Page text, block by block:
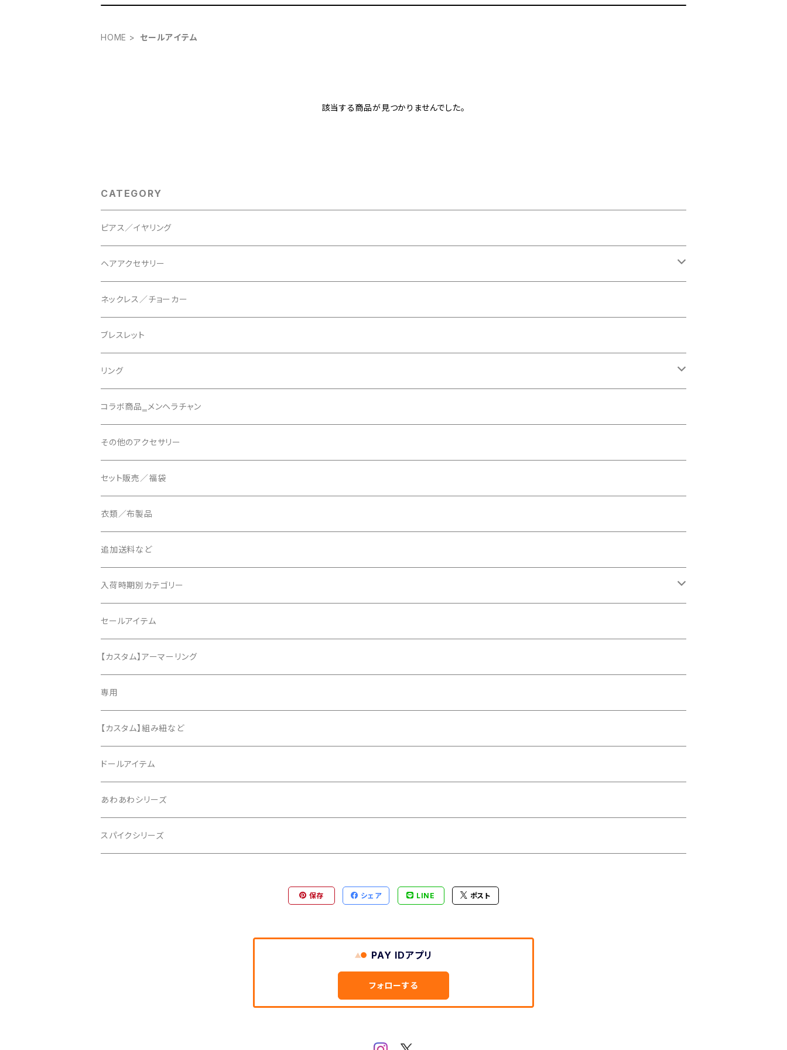
HOME セールアイテム
該当する商品が見つかりませんでした。
CATEGORY
ピアス／イヤリング
ヘアアクセサリー
天使の羽クリップ
悪魔の羽クリップ
組紐シリーズ
リボンバレッタシリーズ
その他のヘアアクセサリー
10cmクリップ
ネックレス／チョーカー
ブレスレット
リング
アーマーリング【AMRG】
コラボ商品‗メンヘラチャン
その他のアクセサリー
セット販売／福袋
衣類／布製品
追加送料など
入荷時期別カテゴリー
2020年6月
2020年7月
2020年8月
2020年9月
2020年10月
2020年11月
2021年1月
セールアイテム
【カスタム】アーマーリング
専用
【カスタム】組み紐など
ドールアイテム
あわあわシリーズ
スパイクシリーズ
保存 シェア LINE ポスト
PAY IDアプリ
フォローする